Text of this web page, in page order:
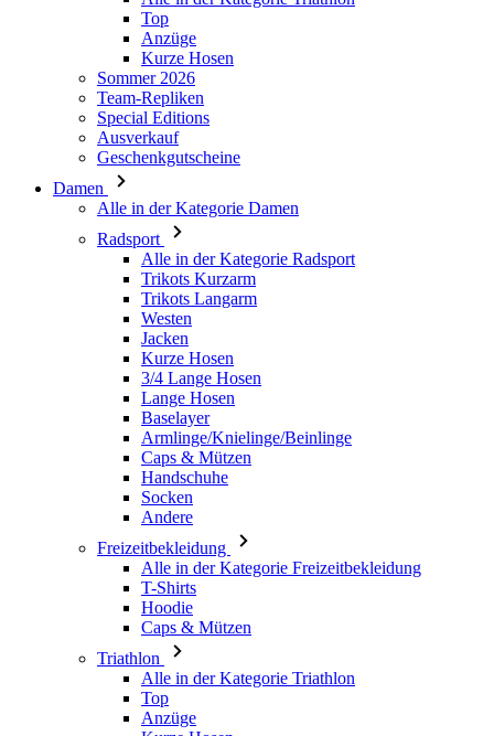
Special Editions
Ausverkauf
Geschenkgutscheine
Damen
Alle in der Kategorie Damen
Radsport
Alle in der Kategorie Radsport
Trikots Langarm
Westen
Jacken
Kurze Hosen
3/4 Lange Hosen
Lange Hosen
Baselayer
Armlinge/Knielinge/Beinlinge
Caps & Mützen
Handschuhe
Socken
Andere
Freizeitbekleidung
Alle in der Kategorie Freizeitbekleidung
T-Shirts
Hoodie
Caps & Mützen
Triathlon
Alle in der Kategorie Triathlon
Top
Anzüge
Kurze Hosen
Sommer 2026
Team-Repliken
Special Editions
Ausverkauf